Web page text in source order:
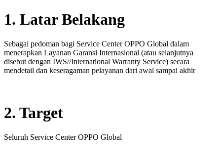
1. Latar Belakang
Sebagai pedoman bagi Service Center OPPO Global dalam
menerapkan Layanan Garansi Internasional (atau selanjutnya
disebut dengan IWS//International Warranty Service) secara
mendetail dan keseragaman pelayanan dari awal sampai akhir
2. Target
Seluruh Service Center OPPO Global